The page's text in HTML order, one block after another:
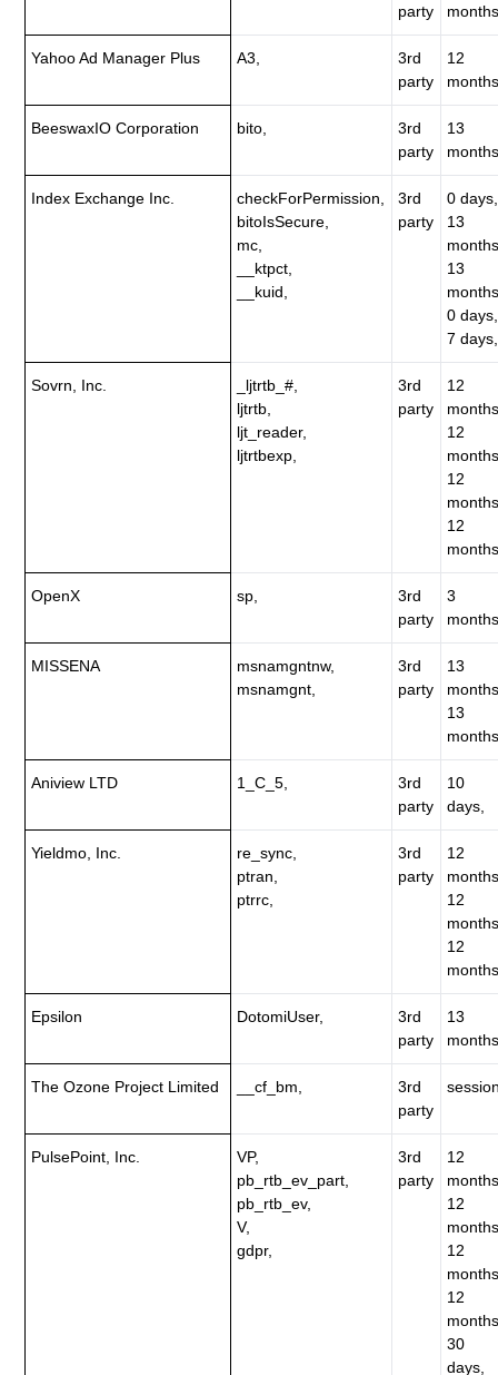
party
Yahoo Ad Manager Plus A3,
3rd
party
12
BeeswaxIO Corporation bito,
3rd
party
13
Index Exchange Inc.
checkForPermission,
bitoIsSecure,
mc,
__ktpct,
__kuid,
3rd
party
0 days,
13
13
0 days,
7 days,
Sovrn, Inc.
_ljtrtb_#,
ljtrtb,
ljt_reader,
ljtrtbexp,
3rd
party
12
12
12
12
OpenX sp,
3rd
party
3
MISSENA
msnamgntnw,
msnamgnt,
3rd
party
13
13
Aniview LTD 1_C_5,
3rd
party
10
days,
Yieldmo, Inc.
re_sync,
ptran,
ptrrc,
3rd
party
12
12
12
Epsilon DotomiUser,
3rd
party
13
The Ozone Project Limited __cf_bm,
3rd
party
PulsePoint, Inc.
VP,
pb_rtb_ev_part,
pb_rtb_ev,
V,
gdpr,
3rd
party
12
12
12
12
30
days,